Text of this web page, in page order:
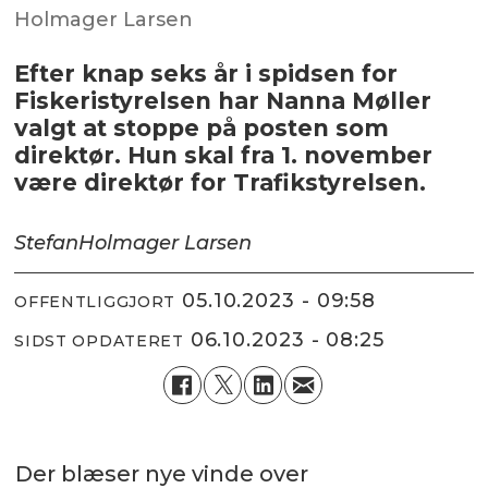
Holmager Larsen
Efter knap seks år i spidsen for
Fiskeristyrelsen har Nanna Møller
valgt at stoppe på posten som
direktør. Hun skal fra 1. november
være direktør for Trafikstyrelsen.
StefanHolmager Larsen
OFFENTLIGGJORT 05.10.2023 - 09:58
SIDST OPDATERET 06.10.2023 - 08:25
Der blæser nye vinde over